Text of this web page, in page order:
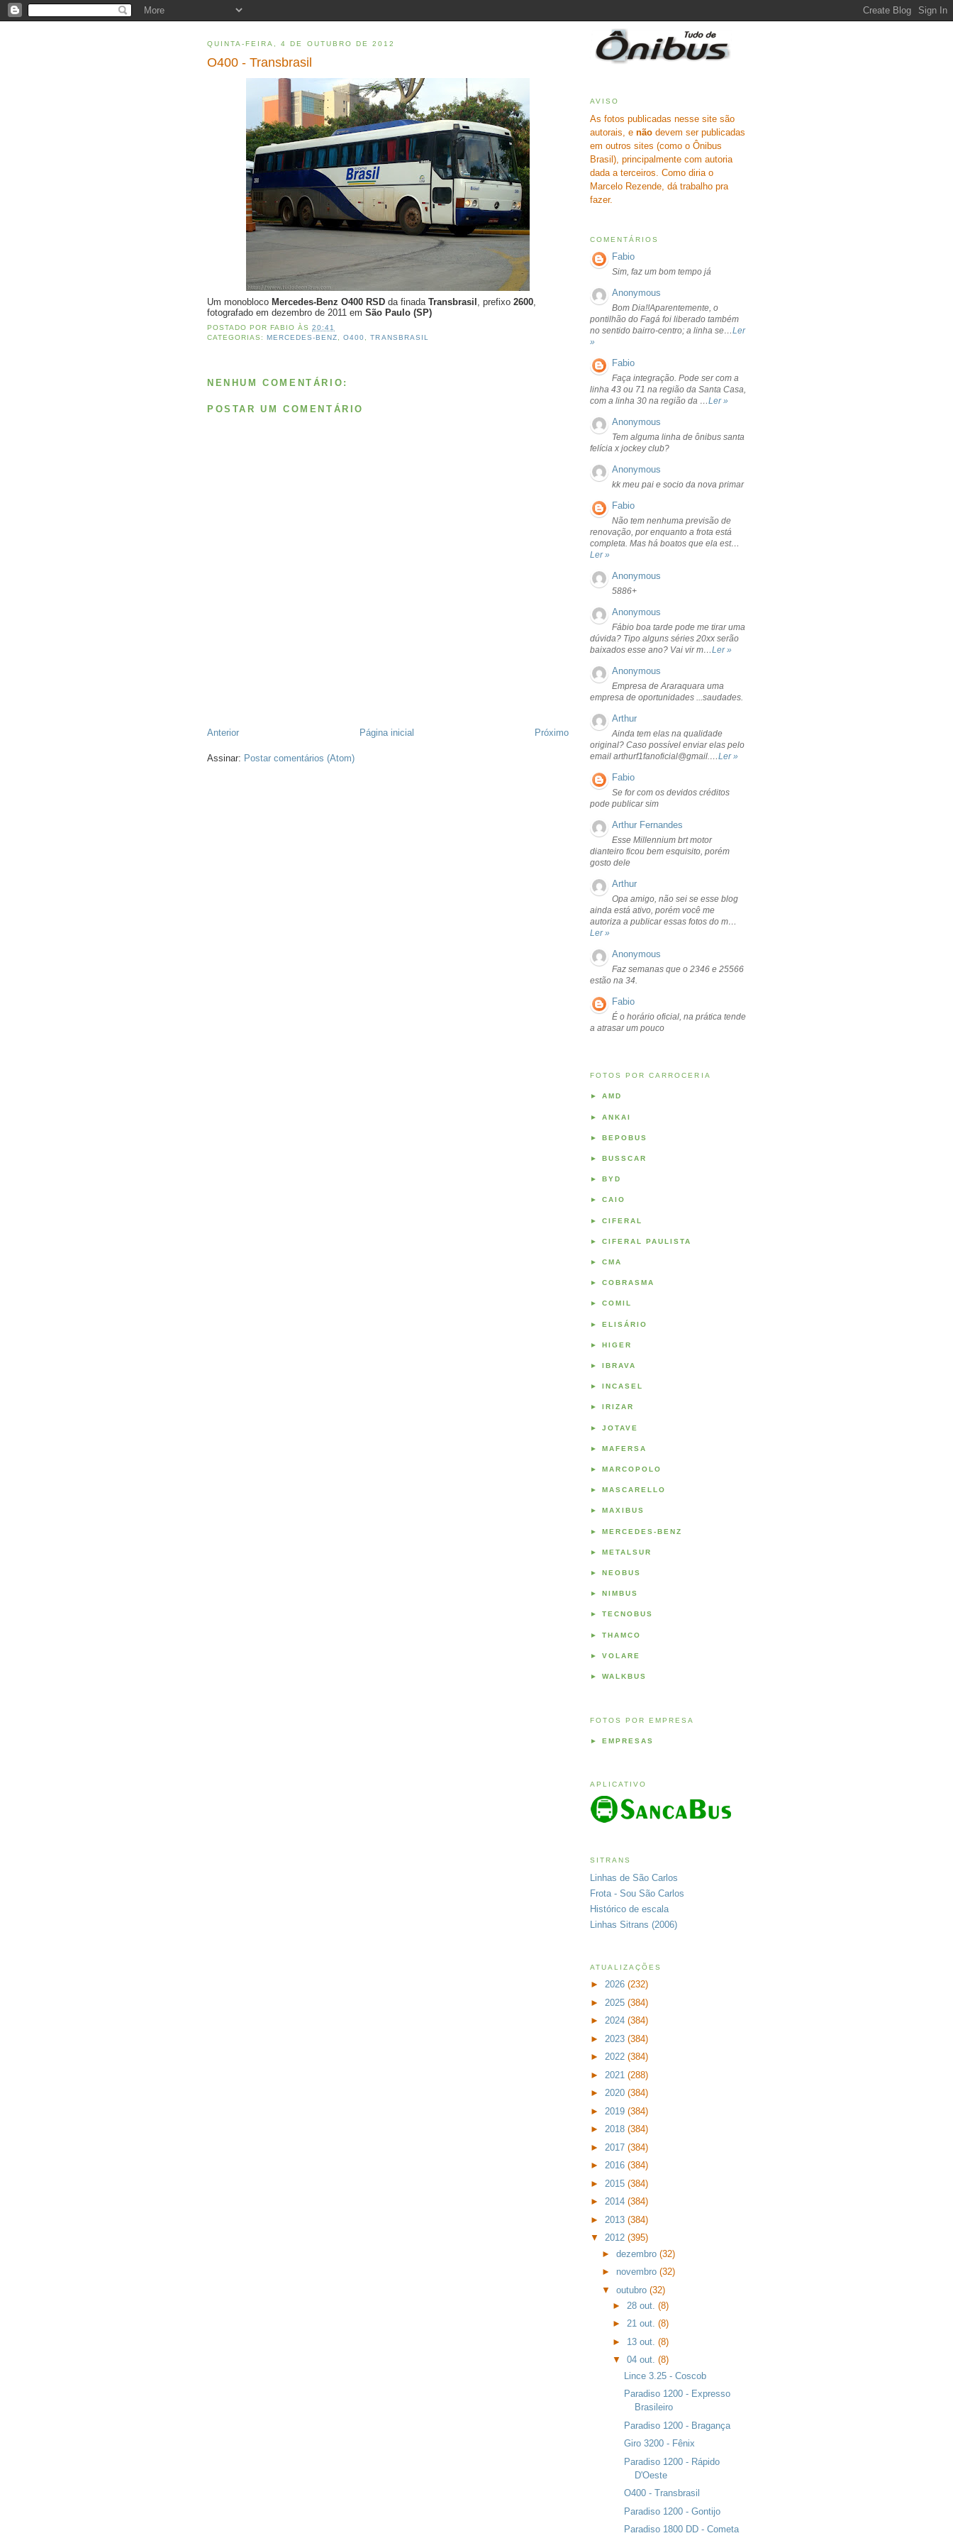
QUINTA-FEIRA, 4 DE OUTUBRO DE 2012
O400 - Transbrasil
Um monobloco Mercedes-Benz O400 RSD da finada Transbrasil , prefixo 2600
fotografado em dezembro de 2011 em São Paulo (SP)
POSTADO PORFABIO ÀS20:41
CATEGORIAS:MERCEDES-BENZ,O400,TRANSBRASIL
NENHUM COMENTÁRIO:
POSTAR UM COMENTÁRIO
Anterior Próximo
Página inicial
Assinar: Postar comentários (Atom)
AVISO
As fotos publicadas nesse site são
autorais, e não devem ser publicadas
em outros sites (como o Ônibus
Brasil), principalmente com autoria
dada a terceiros. Como diria o
Marcelo Rezende, dá trabalho pra
fazer.
COMENTÁRIOS
Fabio
Sim, faz um bom tempo já
Anonymous
Bom Dia!!Aparentemente, o
pontilhão do Fagá foi liberado também
no sentido bairro-centro; a linha se…Ler
»
Fabio
Faça integração. Pode ser com a
linha 43 ou 71 na região da Santa Casa,
com a linha 30 na região da …Ler »
Anonymous
Tem alguma linha de ônibus santa
felícia x jockey club?
Anonymous
kk meu pai e socio da nova primar
Fabio
Não tem nenhuma previsão de
renovação, por enquanto a frota está
completa. Mas há boatos que ela est…
Ler »
Anonymous
5886+
Anonymous
Fábio boa tarde pode me tirar uma
dúvida? Tipo alguns séries 20xx serão
baixados esse ano? Vai vir m…Ler »
Anonymous
Empresa de Araraquara uma
empresa de oportunidades ...saudades.
Arthur
Ainda tem elas na qualidade
original? Caso possível enviar elas pelo
email arthurf1fanoficial@gmail.…Ler »
Fabio
Se for com os devidos créditos
pode publicar sim
Arthur Fernandes
Esse Millennium brt motor
dianteiro ficou bem esquisito, porém
gosto dele
Arthur
Opa amigo, não sei se esse blog
ainda está ativo, porém você me
autoriza a publicar essas fotos do m…
Ler »
Anonymous
Faz semanas que o 2346 e 25566
estão na 34.
Fabio
É o horário oficial, na prática tende
a atrasar um pouco
FOTOS POR CARROCERIA
► AMD
► ANKAI
► BEPOBUS
► BUSSCAR
► BYD
► CAIO
► CIFERAL
► CIFERAL PAULISTA
► CMA
► COBRASMA
► COMIL
► ELISÁRIO
► HIGER
► IBRAVA
► INCASEL
► IRIZAR
► JOTAVE
► MAFERSA
► MARCOPOLO
► MASCARELLO
► MAXIBUS
► MERCEDES-BENZ
► METALSUR
► NEOBUS
► NIMBUS
► TECNOBUS
► THAMCO
► VOLARE
► WALKBUS
FOTOS POR EMPRESA
► EMPRESAS
APLICATIVO
SITRANS
Linhas de São Carlos
Frota - Sou São Carlos
Histórico de escala
Linhas Sitrans (2006)
ATUALIZAÇÕES
► 2026 (232)
► 2025 (384)
► 2024 (384)
► 2023 (384)
► 2022 (384)
► 2021 (288)
► 2020 (384)
► 2019 (384)
► 2018 (384)
► 2017 (384)
► 2016 (384)
► 2015 (384)
► 2014 (384)
► 2013 (384)
▼ 2012 (395)
► dezembro (32)
► novembro (32)
▼ outubro (32)
► 28 out.(8)
►21 out.(8)
► 13 out.(8)
▼04 out.(8)
Lince 3.25 - Coscob
Paradiso 1200 - Expresso
Brasileiro
Paradiso 1200 - Bragança
Giro 3200 - Fênix
Paradiso 1200 - Rápido
D'Oeste
O400 - Transbrasil
Paradiso 1200 - Gontijo
Paradiso 1800 DD - Cometa